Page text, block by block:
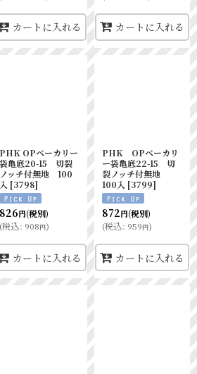
カートに入れる カートに入れる
PHK OPベーカリー
袋亀底20-15 切裂
ノッチ付無地 100
入 [3798]
826円(税別)
(税込: 908円)
カートに入れる
PHK OPベーカリ
ー袋亀底22-15 切
裂ノッチ付無地
100入 [3799]
872円(税別)
(税込: 959円)
カートに入れる